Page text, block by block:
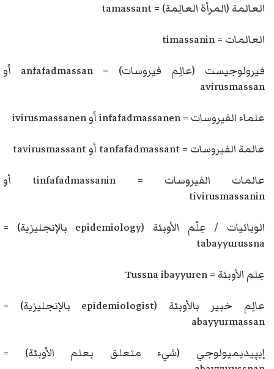
العالمة (المرأة العالِمة) = tamassant
العالمات = timassanin
فيرولوجيست (عالِم فيروسات) = anfafadmassan أو
avirusmassan
علماء الفيروسات = infafadmassanen أو ivirusmassanen
عالمة الفيروسات = tanfafadmassant أو tavirusmassant
عالمات الفيروسات = tinfafadmassanin أو
tivirusmassanin
الوبائيات / عِلْم الأوبئة (epidemiology بالإنجليزية) =
tabayyurussna
عِلم الأوبئة = Tussna ibayyuren
عالِم خبير بالأوبئة (epidemiologist بالإنجليزية) =
abayyurmassan
إيپيديميولوجي (شيء متعلق بعلم الأوبئة) =